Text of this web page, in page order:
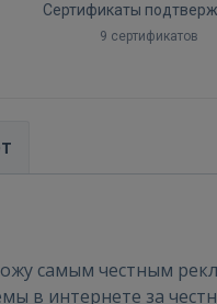
Сертификаты
9 сертификатов
самым честным
в интернете за